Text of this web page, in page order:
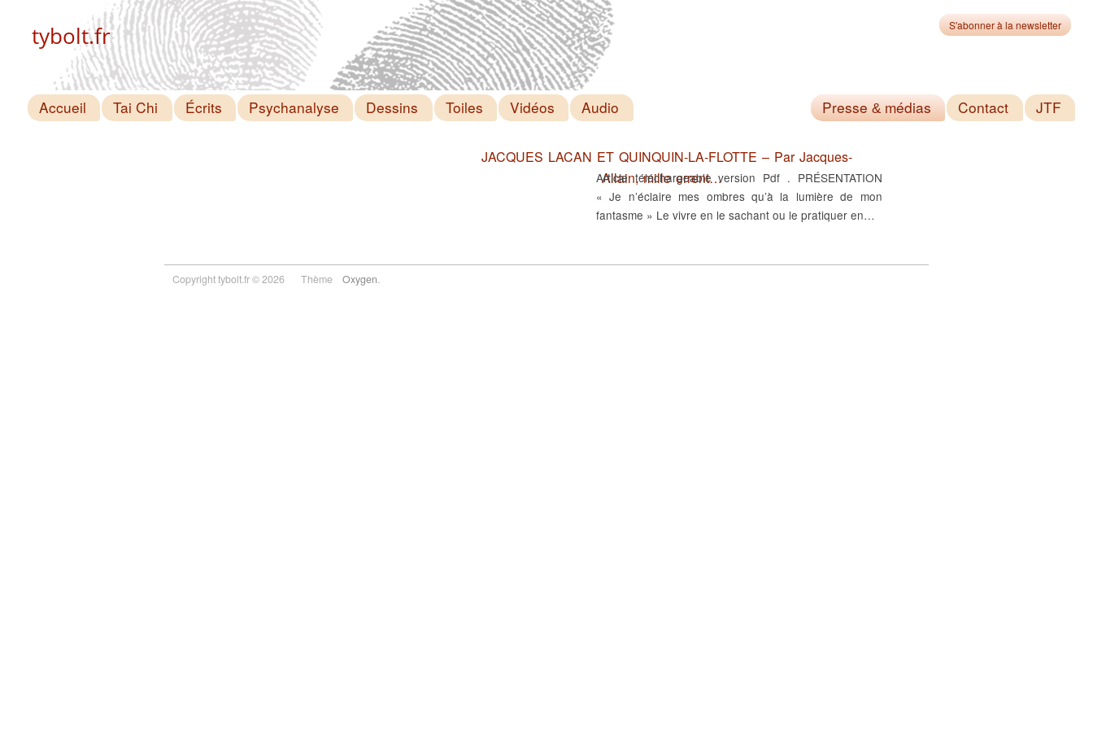
tybolt.fr S'abonner à la newsletter
Accueil Tai Chi Écrits Psychanalyse Dessins Toiles Vidéos Audio JTF
Contact
Presse&médias
JACQUES LACAN ET QUINQUIN-LA-FLOTTE – Par Jacques-
Allain, mille errent…
Article téléchargeable version Pdf . PRÉSENTATION
« Je n’éclaire mes ombres qu’à la lumière de mon
fantasme » Le vivre en le sachant ou le pratiquer en…
Copyright tybolt.fr © 2026 Thème Oxygen.